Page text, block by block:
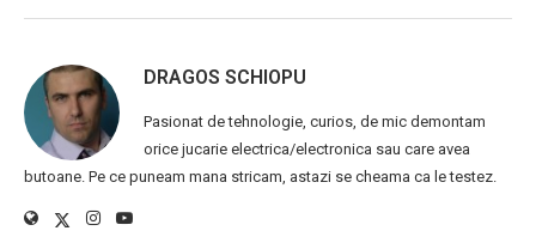
DRAGOS SCHIOPU
Pasionat de tehnologie, curios, de mic demontam
orice jucarie electrica/electronica sau care avea
butoane. Pe ce puneam mana stricam, astazi se cheama ca le testez.